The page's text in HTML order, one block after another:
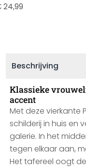
24,99
Beschrijving
Klassieke
accent
Met deze vierkante
schilderij in huis en
galerie. In het
tegen elkaar aan,
Het tafereel oogt